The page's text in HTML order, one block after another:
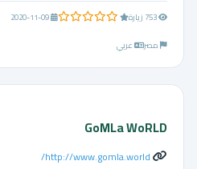
0.0 من 5 نجوم
2020-11-09
مصر
عربي
GoMLa WoRLD
http://www.gomla.world/